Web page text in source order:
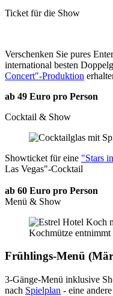
Ticket für die Show
Verschenken Sie pures
international besten
Concert"-Produktion
ab 49 Euro pro Person
Cocktail & Show
Showticket für eine "Stars
Las Vegas"-Cocktail
ab 60 Euro pro Person
Menü & Show
Frühlings-Menü
3-Gänge-Menü inklusive
nach Spielplan - eine